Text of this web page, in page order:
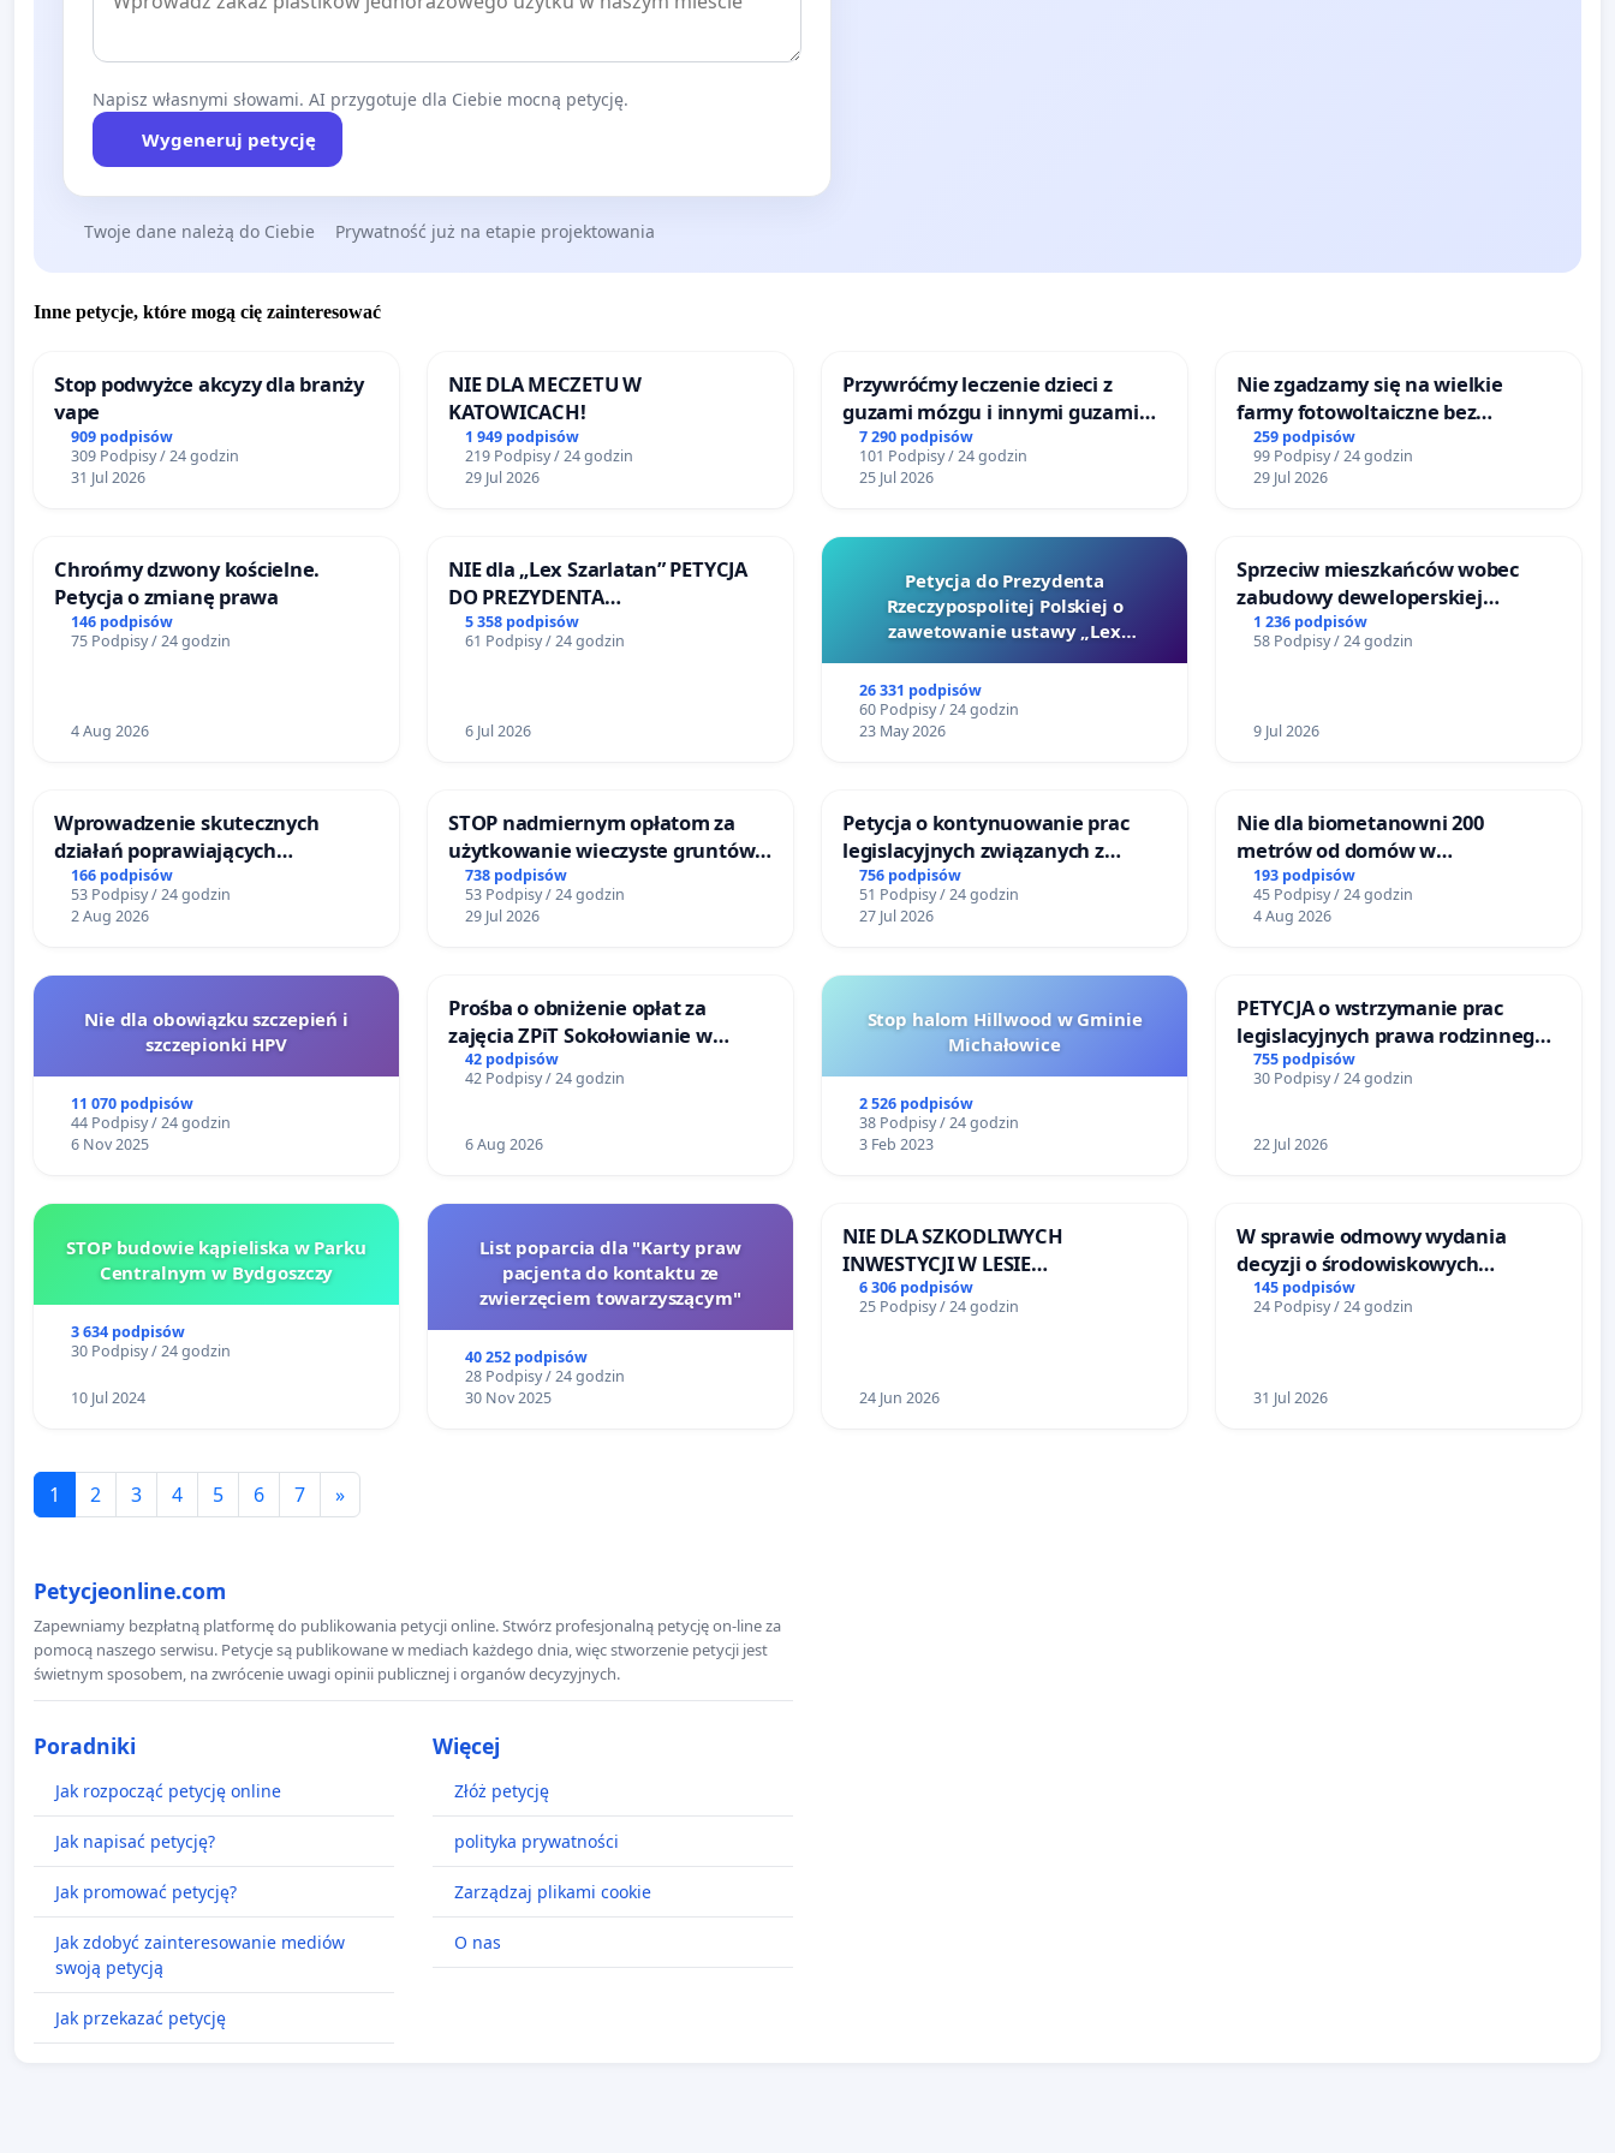
Napisz własnymi słowami. AI przygotuje dla Ciebie mocną petycję.
Wygeneruj petycję
Twoje dane należą do Ciebie Prywatność już na etapie projektowania
Inne petycje, które mogą cię zainteresować
Stop podwyżce akcyzy dla branży
vape
909 podpisów
309 Podpisy / 24 godzin
31 Jul 2026
NIE DLA MECZETU W
KATOWICACH!
1 949 podpisów
219 Podpisy / 24 godzin
29 Jul 2026
Przywróćmy leczenie dzieci z
guzami mózgu i innymi guzami
litymi do Górnośląskiego
Centrum Zdrowia Dziecka w
Katowicach
7 290 podpisów
101 Podpisy / 24 godzin
25 Jul 2026
Nie zgadzamy się na wielkie
farmy fotowoltaiczne bez
rzetelnych analiz i akceptacji
mieszkańców
259 podpisów
99 Podpisy / 24 godzin
29 Jul 2026
Chrońmy dzwony kościelne.
Petycja o zmianę prawa
146 podpisów
75 Podpisy / 24 godzin
4 Aug 2026
NIE dla „Lex Szarlatan” PETYCJA
DO PREZYDENTA
RZECZYPOSPOLITEJ POLSKIEJ
5 358 podpisów
61 Podpisy / 24 godzin
6 Jul 2026
Petycja do Prezydenta
Rzeczypospolitej Polskiej o
zawetowanie ustawy „Lex
26 331 podpisów
60 Podpisy / 24 godzin
23 May 2026
Sprzeciw mieszkańców wobec
zabudowy deweloperskiej
terenow zielonych w rejonie
Bulwarów Straceńskich w Bielsku-
1 236 podpisów
58 Podpisy / 24 godzin
9 Jul 2026
Wprowadzenie skutecznych
działań poprawiających
bezpieczeństwo na ulicy
Żeromskiego w Otwocku
166 podpisów
53 Podpisy / 24 godzin
2 Aug 2026
STOP nadmiernym opłatom za
użytkowanie wieczyste gruntów
zajmowanych przez rodzinne
ogrody działkowe.
738 podpisów
53 Podpisy / 24 godzin
29 Jul 2026
Petycja o kontynuowanie prac
legislacyjnych związanych z
reformą prawa rodzinnego
756 podpisów
51 Podpisy / 24 godzin
27 Jul 2026
Nie dla biometanowni 200
metrów od domów w
Biernatkach, gm. Wądroże
Wielkie
193 podpisów
45 Podpisy / 24 godzin
4 Aug 2026
Nie dla obowiązku szczepień i
szczepionki HPV
11 070 podpisów
44 Podpisy / 24 godzin
6 Nov 2025
Prośba o obniżenie opłat za
zajęcia ZPiT Sokołowianie w
Sokołowskim Ośrodku Kultury
42 podpisów
42 Podpisy / 24 godzin
6 Aug 2026
Stop halom Hillwood w Gminie
Michałowice
2 526 podpisów
38 Podpisy / 24 godzin
3 Feb 2023
PETYCJA o wstrzymanie prac
legislacyjnych prawa rodzinnego
narażających ofiary przemocy
755 podpisów
30 Podpisy / 24 godzin
22 Jul 2026
STOP budowie kąpieliska w Parku
Centralnym w Bydgoszczy
3 634 podpisów
30 Podpisy / 24 godzin
10 Jul 2024
List poparcia dla "Karty praw
pacjenta do kontaktu ze
zwierzęciem towarzyszącym"
40 252 podpisów
28 Podpisy / 24 godzin
30 Nov 2025
NIE DLA SZKODLIWYCH
INWESTYCJI W LESIE
ŁAGIEWNICKIM I ARTURÓWKU
6 306 podpisów
25 Podpisy / 24 godzin
24 Jun 2026
W sprawie odmowy wydania
decyzji o środowiskowych
uwarunkowaniach dla budowy
zakładu wytwarzania biometanu
mieszkańców i Puszczy
145 podpisów
24 Podpisy / 24 godzin
31 Jul 2026
1 2 3 4 5 6 7 »
Petycjeonline.com
Zapewniamy bezpłatną platformę do publikowania petycji online. Stwórz profesjonalną petycję on-line za
pomocą naszego serwisu. Petycje są publikowane w mediach każdego dnia, więc stworzenie petycji jest
świetnym sposobem, na zwrócenie uwagi opinii publicznej i organów decyzyjnych.
Poradniki
Jak rozpocząć petycję online
Jak napisać petycję?
Jak promować petycję?
Jak zdobyć zainteresowanie mediów
swoją petycją
Jak przekazać petycję
Więcej
Złóż petycję
polityka prywatności
Zarządzaj plikami cookie
O nas